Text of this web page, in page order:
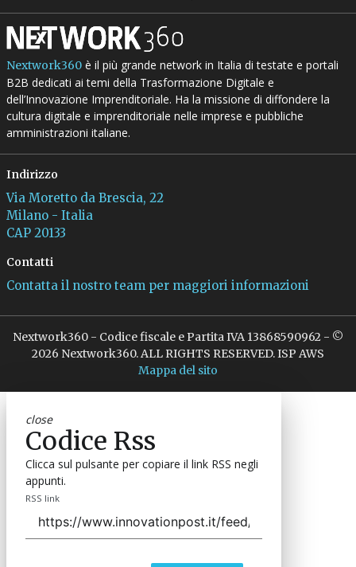
Nextwork360è il più grande network in Italia di testate e portali
B2B dedicati ai temi della Trasformazione Digitale e
dell’Innovazione Imprenditoriale. Ha la missione di diffondere la
cultura digitale e imprenditoriale nelle imprese e pubbliche
amministrazioni italiane.
Indirizzo
Via Moretto da Brescia, 22
Milano - Italia
CAP 20133
Contatti
Contatta il nostro team per maggiori informazioni
Nextwork360 - Codice fiscale e Partita IVA 13868590962 - ©
2026 Nextwork360. ALL RIGHTS RESERVED. ISP AWS
Mappa del sito
close
Codice Rss
Clicca sul pulsante per copiare il link RSS negli
appunti.
RSS link